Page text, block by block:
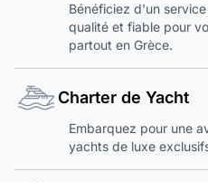
Bénéficiez d'un
qualité et fiable pour
partout en Grèce.
Charter de Yacht
Embarquez pour une
yachts de luxe